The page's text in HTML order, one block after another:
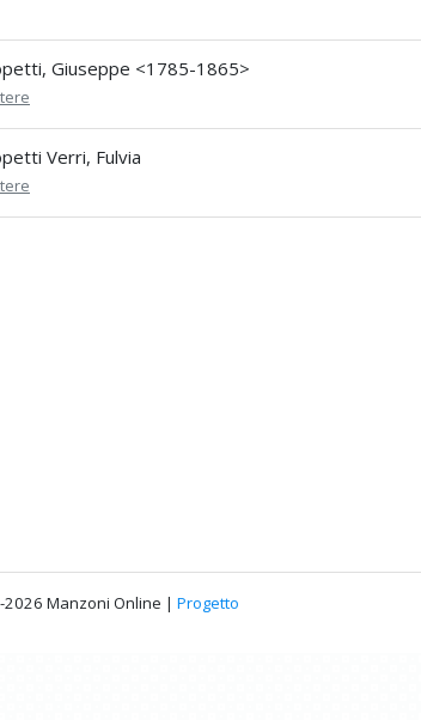
Giuseppe <1785-1865>
Verri, Fulvia
Manzoni Online | Progetto